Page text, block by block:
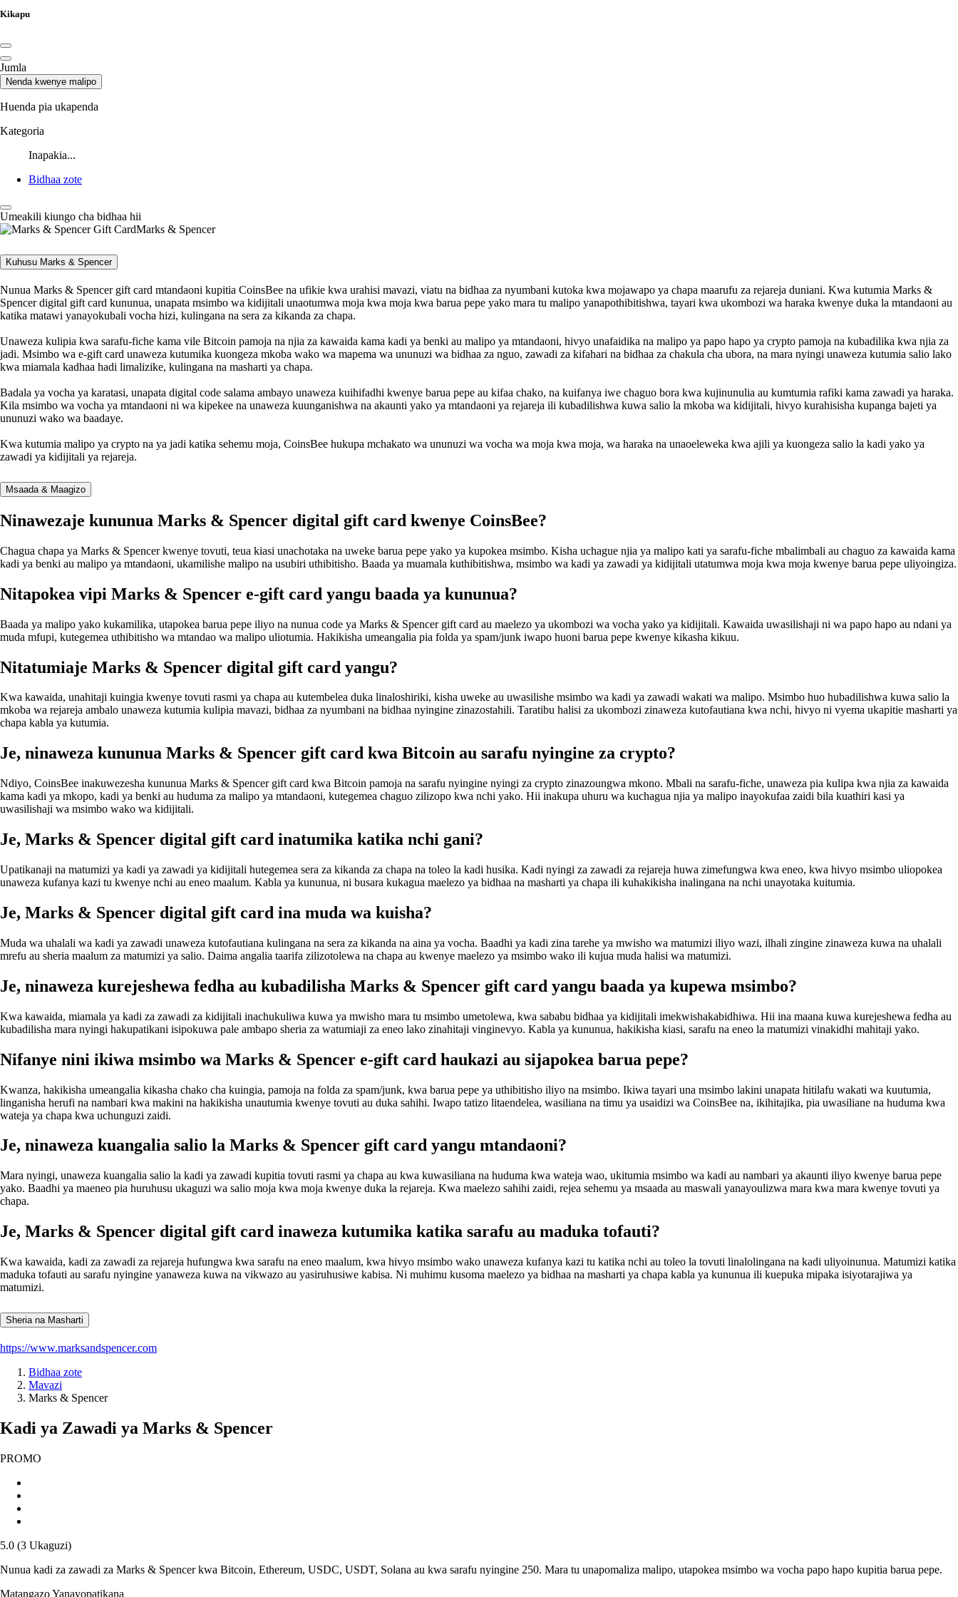
Kikapu
Jumla
Nenda kwenye malipo
Huenda pia ukapenda
Kategoria
Inapakia...
Bidhaa zote
Umeakili kiungo cha bidhaa hii
Marks & Spencer
Kuhusu Marks & Spencer
Nunua Marks & Spencer gift card mtandaoni kupitia CoinsBee na ufikie kwa urahisi mavazi, viatu na bidhaa za nyumbani kutoka kwa mojawapo ya chapa maarufu za rejareja duniani. Kwa kutumia Marks &
Spencer digital gift card kununua, unapata msimbo wa kidijitali unaotumwa moja kwa moja kwa barua pepe yako mara tu malipo yanapothibitishwa, tayari kwa ukombozi wa haraka kwenye duka la mtandaoni au
katika matawi yanayokubali vocha hizi, kulingana na sera za kikanda za chapa.
Unaweza kulipia kwa sarafu-fiche kama vile Bitcoin pamoja na njia za kawaida kama kadi ya benki au malipo ya mtandaoni, hivyo unafaidika na malipo ya papo hapo ya crypto pamoja na kubadilika kwa njia za
jadi. Msimbo wa e-gift card unaweza kutumika kuongeza mkoba wako wa mapema wa ununuzi wa bidhaa za nguo, zawadi za kifahari na bidhaa za chakula cha ubora, na mara nyingi unaweza kutumia salio lako
kwa miamala kadhaa hadi limalizike, kulingana na masharti ya chapa.
Badala ya vocha ya karatasi, unapata digital code salama ambayo unaweza kuihifadhi kwenye barua pepe au kifaa chako, na kuifanya iwe chaguo bora kwa kujinunulia au kumtumia rafiki kama zawadi ya haraka.
Kila msimbo wa vocha ya mtandaoni ni wa kipekee na unaweza kuunganishwa na akaunti yako ya mtandaoni ya rejareja ili kubadilishwa kuwa salio la mkoba wa kidijitali, hivyo kurahisisha kupanga bajeti ya
ununuzi wako wa baadaye.
Kwa kutumia malipo ya crypto na ya jadi katika sehemu moja, CoinsBee hukupa mchakato wa ununuzi wa vocha wa moja kwa moja, wa haraka na unaoeleweka kwa ajili ya kuongeza salio la kadi yako ya
zawadi ya kidijitali ya rejareja.
Msaada & Maagizo
Ninawezaje kununua Marks & Spencer digital gift card kwenye CoinsBee?
Chagua chapa ya Marks & Spencer kwenye tovuti, teua kiasi unachotaka na uweke barua pepe yako ya kupokea msimbo. Kisha uchague njia ya malipo kati ya sarafu-fiche mbalimbali au chaguo za kawaida kama
kadi ya benki au malipo ya mtandaoni, ukamilishe malipo na usubiri uthibitisho. Baada ya muamala kuthibitishwa, msimbo wa kadi ya zawadi ya kidijitali utatumwa moja kwa moja kwenye barua pepe uliyoingiza.
Nitapokea vipi Marks & Spencer e-gift card yangu baada ya kununua?
Baada ya malipo yako kukamilika, utapokea barua pepe iliyo na nunua code ya Marks & Spencer gift card au maelezo ya ukombozi wa vocha yako ya kidijitali. Kawaida uwasilishaji ni wa papo hapo au ndani ya
muda mfupi, kutegemea uthibitisho wa mtandao wa malipo uliotumia. Hakikisha umeangalia pia folda ya spam/junk iwapo huoni barua pepe kwenye kikasha kikuu.
Nitatumiaje Marks & Spencer digital gift card yangu?
Kwa kawaida, unahitaji kuingia kwenye tovuti rasmi ya chapa au kutembelea duka linaloshiriki, kisha uweke au uwasilishe msimbo wa kadi ya zawadi wakati wa malipo. Msimbo huo hubadilishwa kuwa salio la
mkoba wa rejareja ambalo unaweza kutumia kulipia mavazi, bidhaa za nyumbani na bidhaa nyingine zinazostahili. Taratibu halisi za ukombozi zinaweza kutofautiana kwa nchi, hivyo ni vyema ukapitie masharti ya
chapa kabla ya kutumia.
Je, ninaweza kununua Marks & Spencer gift card kwa Bitcoin au sarafu nyingine za crypto?
Ndiyo, CoinsBee inakuwezesha kununua Marks & Spencer gift card kwa Bitcoin pamoja na sarafu nyingine nyingi za crypto zinazoungwa mkono. Mbali na sarafu-fiche, unaweza pia kulipa kwa njia za kawaida
kama kadi ya mkopo, kadi ya benki au huduma za malipo ya mtandaoni, kutegemea chaguo zilizopo kwa nchi yako. Hii inakupa uhuru wa kuchagua njia ya malipo inayokufaa zaidi bila kuathiri kasi ya
uwasilishaji wa msimbo wako wa kidijitali.
Je, Marks & Spencer digital gift card inatumika katika nchi gani?
Upatikanaji na matumizi ya kadi ya zawadi ya kidijitali hutegemea sera za kikanda za chapa na toleo la kadi husika. Kadi nyingi za zawadi za rejareja huwa zimefungwa kwa eneo, kwa hivyo msimbo uliopokea
unaweza kufanya kazi tu kwenye nchi au eneo maalum. Kabla ya kununua, ni busara kukagua maelezo ya bidhaa na masharti ya chapa ili kuhakikisha inalingana na nchi unayotaka kuitumia.
Je, Marks & Spencer digital gift card ina muda wa kuisha?
Muda wa uhalali wa kadi ya zawadi unaweza kutofautiana kulingana na sera za kikanda na aina ya vocha. Baadhi ya kadi zina tarehe ya mwisho wa matumizi iliyo wazi, ilhali zingine zinaweza kuwa na uhalali
mrefu au sheria maalum za matumizi ya salio. Daima angalia taarifa zilizotolewa na chapa au kwenye maelezo ya msimbo wako ili kujua muda halisi wa matumizi.
Je, ninaweza kurejeshewa fedha au kubadilisha Marks & Spencer gift card yangu baada ya kupewa msimbo?
Kwa kawaida, miamala ya kadi za zawadi za kidijitali inachukuliwa kuwa ya mwisho mara tu msimbo umetolewa, kwa sababu bidhaa ya kidijitali imekwishakabidhiwa. Hii ina maana kuwa kurejeshewa fedha au
kubadilisha mara nyingi hakupatikani isipokuwa pale ambapo sheria za watumiaji za eneo lako zinahitaji vinginevyo. Kabla ya kununua, hakikisha kiasi, sarafu na eneo la matumizi vinakidhi mahitaji yako.
Nifanye nini ikiwa msimbo wa Marks & Spencer e-gift card haukazi au sijapokea barua pepe?
Kwanza, hakikisha umeangalia kikasha chako cha kuingia, pamoja na folda za spam/junk, kwa barua pepe ya uthibitisho iliyo na msimbo. Ikiwa tayari una msimbo lakini unapata hitilafu wakati wa kuutumia,
linganisha herufi na nambari kwa makini na hakikisha unautumia kwenye tovuti au duka sahihi. Iwapo tatizo litaendelea, wasiliana na timu ya usaidizi wa CoinsBee na, ikihitajika, pia uwasiliane na huduma kwa
wateja ya chapa kwa uchunguzi zaidi.
Je, ninaweza kuangalia salio la Marks & Spencer gift card yangu mtandaoni?
Mara nyingi, unaweza kuangalia salio la kadi ya zawadi kupitia tovuti rasmi ya chapa au kwa kuwasiliana na huduma kwa wateja wao, ukitumia msimbo wa kadi au nambari ya akaunti iliyo kwenye barua pepe
yako. Baadhi ya maeneo pia huruhusu ukaguzi wa salio moja kwa moja kwenye duka la rejareja. Kwa maelezo sahihi zaidi, rejea sehemu ya msaada au maswali yanayoulizwa mara kwa mara kwenye tovuti ya
chapa.
Je, Marks & Spencer digital gift card inaweza kutumika katika sarafu au maduka tofauti?
Kwa kawaida, kadi za zawadi za rejareja hufungwa kwa sarafu na eneo maalum, kwa hivyo msimbo wako unaweza kufanya kazi tu katika nchi au toleo la tovuti linalolingana na kadi uliyoinunua. Matumizi katika
maduka tofauti au sarafu nyingine yanaweza kuwa na vikwazo au yasiruhusiwe kabisa. Ni muhimu kusoma maelezo ya bidhaa na masharti ya chapa kabla ya kununua ili kuepuka mipaka isiyotarajiwa ya
matumizi.
Sheria na Masharti
https://www.marksandspencer.com
Bidhaa zote
Mavazi
Marks & Spencer
Kadi ya Zawadi ya Marks & Spencer
PROMO
5.0 (3 Ukaguzi)
Nunua kadi za zawadi za Marks & Spencer kwa Bitcoin, Ethereum, USDC, USDT, Solana au kwa sarafu nyingine 250. Mara tu unapomaliza malipo, utapokea msimbo wa vocha papo hapo kupitia barua pepe.
Matangazo Yanayopatikana